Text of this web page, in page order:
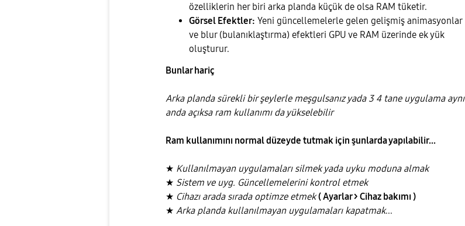
özelliklerin her biri arka planda küçük de olsa RAM tüketir.
Görsel Efektler: Yeni güncellemelerle gelen gelişmiş animasyonlar
ve blur (bulanıklaştırma) efektleri GPU ve RAM üzerinde ek yük
oluşturur.
Bunlar hariç
Arka planda sürekli bir şeylerle meşgulsanız yada 3 4 tane uygulama aynı
anda açıksa ram kullanımı da yükselebilir
Ram kullanımını normal düzeyde tutmak için şunlarda yapılabilir...
★ Kullanılmayan uygulamaları silmek yada uyku moduna almak
★ Sistem ve uyg. Güncellemelerini kontrol etmek
★ Cihazı arada sırada optimze etmek( Ayarlar > Cihaz bakımı )
★ Arka planda kullanılmayan uygulamaları kapatmak...